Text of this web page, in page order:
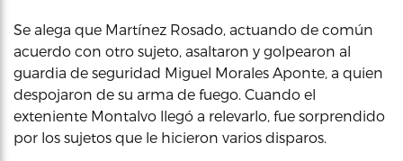
Se alega que Martínez Rosado, actuando de común
acuerdo con otro sujeto, asaltaron y golpearon al
guardia de seguridad Miguel Morales Aponte, a quien
despojaron de su arma de fuego. Cuando el
exteniente Montalvo llegó a relevarlo, fue sorprendido
por los sujetos que le hicieron varios disparos.